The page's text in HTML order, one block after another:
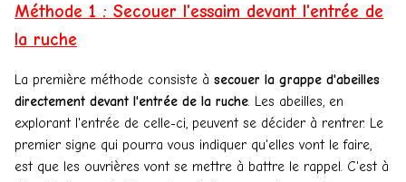
Méthode 1 : Secouer l'essaim devant l'entrée de
la ruche
La première méthode consiste à secouer la grappe d'abeilles
directement devant l'entrée de la ruche. Les abeilles, en
explorant l'entrée de celle-ci, peuvent se décider à rentrer. Le
premier signe qui pourra vous indiquer qu'elles vont le faire,
est que les ouvrières vont se mettre à battre le rappel. C'est à